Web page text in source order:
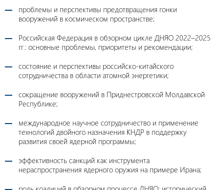
проблемы и перспективы предотвращения гонки
вооружений в космическом пространстве;
Российская Федерация в обзорном цикле ДНЯО 2022–2025
гг.: основные проблемы, приоритеты и рекомендации;
состояние и перспективы российско-китайского
сотрудничества в области атомной энергетики;
сокращение вооружений в Приднестровской Молдавской
Республике;
международное научное сотрудничество и применение
технологий двойного назначения КНДР в поддержку
развития своей ядерной программы;
эффективность санкций как инструмента
нераспространения ядерного оружия на примере Ирана;